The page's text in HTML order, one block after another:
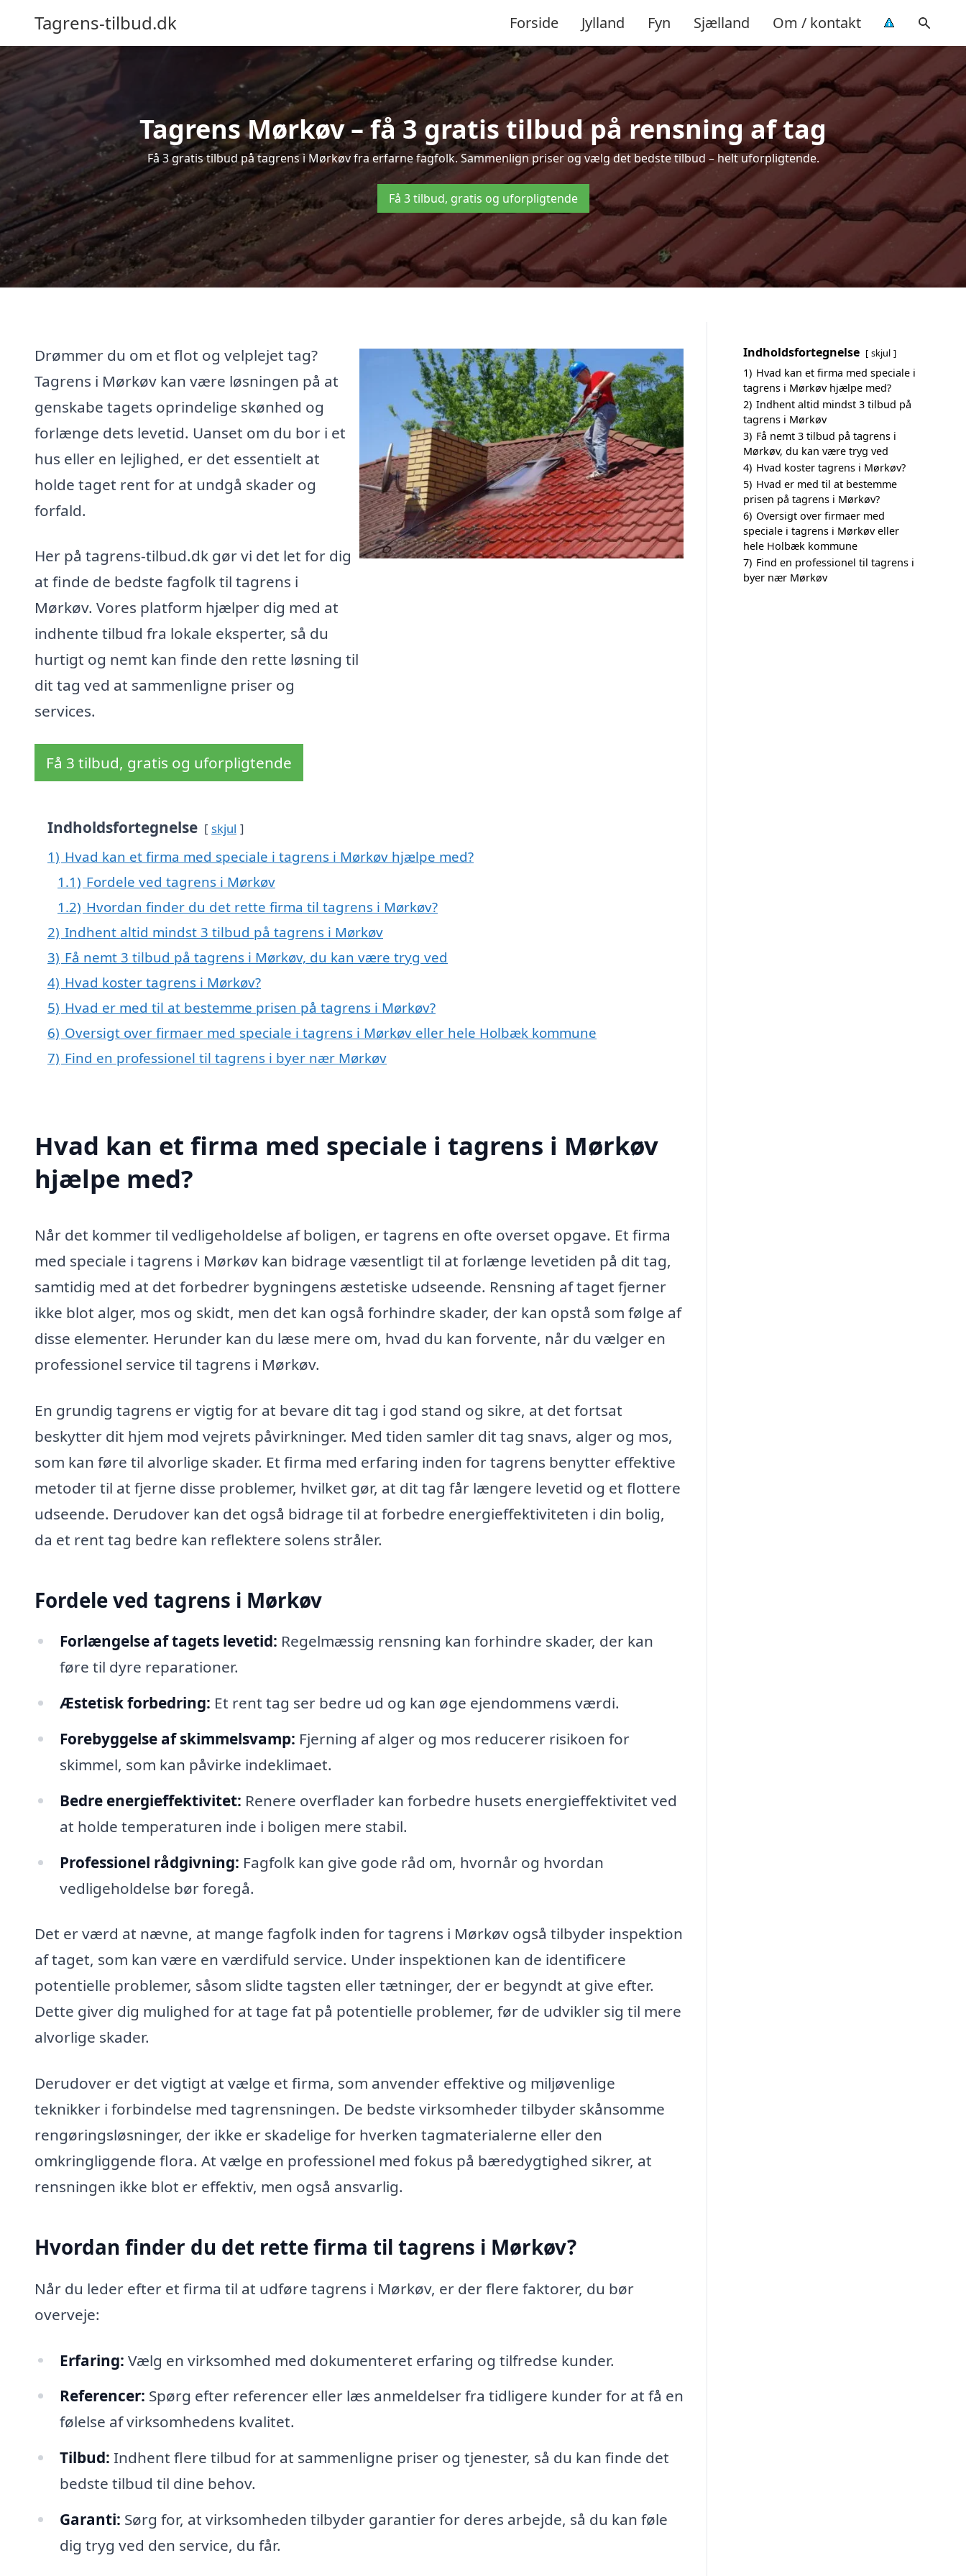
Tagrens-tilbud.dk Forside Jylland Fyn Sjælland Om / kontakt
Tagrens Mørkøv – få 3 gratis tilbud på rensning af tag
Få 3 gratis tilbud på tagrens i Mørkøv fra erfarne fagfolk. Sammenlign priser og vælg det bedste tilbud – helt uforpligtende.
Få 3 tilbud, gratis og uforpligtende
Drømmer du om et flot og velplejet tag?
Tagrens i Mørkøv kan være løsningen på at
genskabe tagets oprindelige skønhed og
forlænge dets levetid. Uanset om du bor i et
hus eller en lejlighed, er det essentielt at
holde taget rent for at undgå skader og
forfald.
Her på tagrens-tilbud.dk gør vi det let for dig
at finde de bedste fagfolk til tagrens i
Mørkøv. Vores platform hjælper dig med at
indhente tilbud fra lokale eksperter, så du
hurtigt og nemt kan finde den rette løsning til
dit tag ved at sammenligne priser og
services.
Få 3 tilbud, gratis og uforpligtende
Indholdsfortegnelse skjul
1) Hvad kan et firma med speciale i tagrens i Mørkøv hjælpe med?
1.1) Fordele ved tagrens i Mørkøv
1.2) Hvordan finder du det rette firma til tagrens i Mørkøv?
2) Indhent altid mindst 3 tilbud på tagrens i Mørkøv
3) Få nemt 3 tilbud på tagrens i Mørkøv, du kan være tryg ved
4) Hvad koster tagrens i Mørkøv?
5) Hvad er med til at bestemme prisen på tagrens i Mørkøv?
6) Oversigt over firmaer med speciale i tagrens i Mørkøv eller hele Holbæk kommune
7) Find en professionel til tagrens i byer nær Mørkøv
Hvad kan et firma med speciale i tagrens i Mørkøv
hjælpe med?
Når det kommer til vedligeholdelse af boligen, er tagrens en ofte overset opgave. Et firma
med speciale i tagrens i Mørkøv kan bidrage væsentligt til at forlænge levetiden på dit tag,
samtidig med at det forbedrer bygningens æstetiske udseende. Rensning af taget fjerner
ikke blot alger, mos og skidt, men det kan også forhindre skader, der kan opstå som følge af
disse elementer. Herunder kan du læse mere om, hvad du kan forvente, når du vælger en
professionel service til tagrens i Mørkøv.
En grundig tagrens er vigtig for at bevare dit tag i god stand og sikre, at det fortsat
beskytter dit hjem mod vejrets påvirkninger. Med tiden samler dit tag snavs, alger og mos,
som kan føre til alvorlige skader. Et firma med erfaring inden for tagrens benytter effektive
metoder til at fjerne disse problemer, hvilket gør, at dit tag får længere levetid og et flottere
udseende. Derudover kan det også bidrage til at forbedre energieffektiviteten i din bolig,
da et rent tag bedre kan reflektere solens stråler.
Fordele ved tagrens i Mørkøv
Forlængelse af tagets levetid: Regelmæssig rensning kan forhindre skader, der kan
føre til dyre reparationer.
Æstetisk forbedring: Et rent tag ser bedre ud og kan øge ejendommens værdi.
Forebyggelse af skimmelsvamp: Fjerning af alger og mos reducerer risikoen for
skimmel, som kan påvirke indeklimaet.
Bedre energieffektivitet: Renere overflader kan forbedre husets energieffektivitet ved
at holde temperaturen inde i boligen mere stabil.
Professionel rådgivning: Fagfolk kan give gode råd om, hvornår og hvordan
vedligeholdelse bør foregå.
Det er værd at nævne, at mange fagfolk inden for tagrens i Mørkøv også tilbyder inspektion
af taget, som kan være en værdifuld service. Under inspektionen kan de identificere
potentielle problemer, såsom slidte tagsten eller tætninger, der er begyndt at give efter.
Dette giver dig mulighed for at tage fat på potentielle problemer, før de udvikler sig til mere
alvorlige skader.
Derudover er det vigtigt at vælge et firma, som anvender effektive og miljøvenlige
teknikker i forbindelse med tagrensningen. De bedste virksomheder tilbyder skånsomme
rengøringsløsninger, der ikke er skadelige for hverken tagmaterialerne eller den
omkringliggende flora. At vælge en professionel med fokus på bæredygtighed sikrer, at
rensningen ikke blot er effektiv, men også ansvarlig.
Hvordan finder du det rette firma til tagrens i Mørkøv?
Når du leder efter et firma til at udføre tagrens i Mørkøv, er der flere faktorer, du bør
overveje:
Erfaring: Vælg en virksomhed med dokumenteret erfaring og tilfredse kunder.
Referencer: Spørg efter referencer eller læs anmeldelser fra tidligere kunder for at få en
følelse af virksomhedens kvalitet.
Tilbud: Indhent flere tilbud for at sammenligne priser og tjenester, så du kan finde det
bedste tilbud til dine behov.
Garanti: Sørg for, at virksomheden tilbyder garantier for deres arbejde, så du kan føle
dig tryg ved den service, du får.
Indholdsfortegnelse skjul
1) Hvad kan et firma med speciale i
tagrens i Mørkøv hjælpe med?
2) Indhent altid mindst 3 tilbud på
tagrens i Mørkøv
3) Få nemt 3 tilbud på tagrens i
Mørkøv, du kan være tryg ved
4) Hvad koster tagrens i Mørkøv?
5) Hvad er med til at bestemme
prisen på tagrens i Mørkøv?
6) Oversigt over firmaer med
speciale i tagrens i Mørkøv eller
hele Holbæk kommune
7) Find en professionel til tagrens i
byer nær Mørkøv